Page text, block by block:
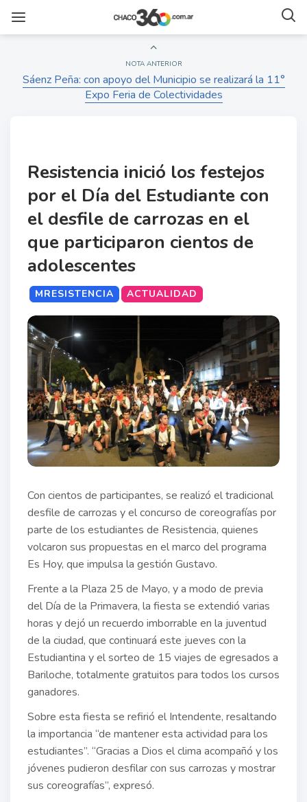
NOTA ANTERIOR
Sáenz Peña: con apoyo del Municipio se realizará la 11°
Expo Feria de Colectividades
Resistencia inició los festejos
por el Día del Estudiante con
el desfile de carrozas en el
que participaron cientos de
adolescentes
MRESISTENCIA ACTUALIDAD
Con cientos de participantes, se realizó el tradicional
desfile de carrozas y el concurso de coreografías por
parte de los estudiantes de Resistencia, quienes
volcaron sus propuestas en el marco del programa
Es Hoy, que impulsa la gestión Gustavo.
Frente a la Plaza 25 de Mayo, y a modo de previa
del Día de la Primavera, la fiesta se extendió varias
horas y dejó un recuerdo imborrable en la juventud
de la ciudad, que continuará este jueves con la
Estudiantina y el sorteo de 15 viajes de egresados a
Bariloche, totalmente gratuitos para todos los cursos
ganadores.
Sobre esta fiesta se refirió el Intendente, resaltando
la importancia “de mantener esta actividad para los
estudiantes”. “Gracias a Dios el clima acompañó y los
jóvenes pudieron desfilar con sus carrozas y mostrar
sus coreografías”, expresó.